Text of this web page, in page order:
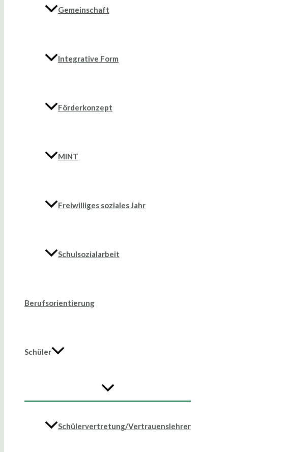
Gemeinschaft
Integrative Form
Förderkonzept
MINT
Freiwilliges soziales Jahr
Schulsozialarbeit
Berufsorientierung
Schüler
Schülervertretung/Vertrauenslehrer